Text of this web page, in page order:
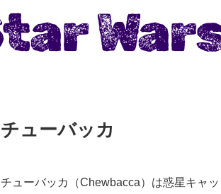
チューバッカ
チューバッカ（Chewbacca）は惑星キャ